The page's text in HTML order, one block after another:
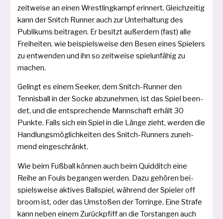
zeit­wei­se an einen Wrestlingkampf erin­nert. Gleichzeitig
kann der Snitch Runner auch zur Unterhaltung des
Publikums bei­tra­gen. Er besitzt außer­dem (fast) alle
Freiheiten, wie bei­spiels­wei­se den Besen eines Spielers
zu ent­wen­den und ihn so zeit­wei­se spiel­un­fä­hig zu
machen.
Gelingt es einem Seeker, dem Snitch-Runner den
Tennisball in der Socke abzu­neh­men, ist das Spiel been­
det, und die ent­spre­chen­de Mannschaft erhält 30
Punkte. Falls sich ein Spiel in die Länge zieht, wer­den die
Handlungsmöglichkeiten des Snitch-Runners zuneh­
mend eingeschränkt.
Wie beim Fußball kön­nen auch beim Quidditch eine
Reihe an Fouls began­gen wer­den. Dazu gehö­ren bei­
spiels­wei­se akti­ves Ballspiel, wäh­rend der Spieler off
broom ist, oder das Umstoßen der Torringe. Eine Strafe
kann neben einem Zurückpfiff an die Torstangen auch